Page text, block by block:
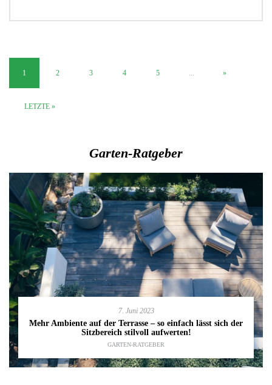
1 2 3 4 5 »
LETZTE »
Garten-Ratgeber
7. Juni 2023
Mehr Ambiente auf der Terrasse – so einfach lässt sich der
Sitzbereich stilvoll aufwerten!
GARTEN-RATGEBER